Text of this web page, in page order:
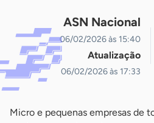
ASN Nacional
06/02/2026 às 15:40
Atualização
06/02/2026 às 17:33
Micro e pequenas empresas de